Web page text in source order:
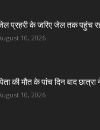
प्रहरी के जरिए जेल तक पहुंच
10, 2026
की मौत के पांच दिन बाद
10, 2026